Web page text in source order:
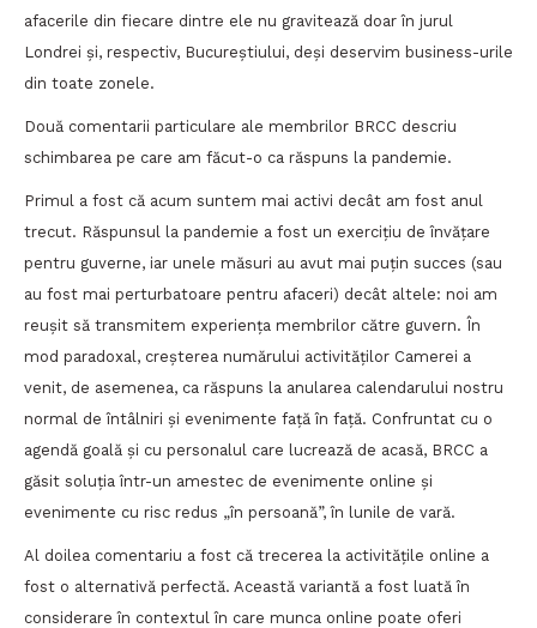
afacerile din fiecare dintre ele nu gravitează doar în jurul
Londrei și, respectiv, Bucureștiului, deși deservim business-urile
din toate zonele.
Două comentarii particulare ale membrilor BRCC descriu
schimbarea pe care am făcut-o ca răspuns la pandemie.
Primul a fost că acum suntem mai activi decât am fost anul
trecut. Răspunsul la pandemie a fost un exercițiu de învățare
pentru guverne, iar unele măsuri au avut mai puțin succes (sau
au fost mai perturbatoare pentru afaceri) decât altele: noi am
reușit să transmitem experiența membrilor către guvern. În
mod paradoxal, creșterea numărului activităților Camerei a
venit, de asemenea, ca răspuns la anularea calendarului nostru
normal de întâlniri și evenimente față în față. Confruntat cu o
agendă goală și cu personalul care lucrează de acasă, BRCC a
găsit soluția într-un amestec de evenimente online și
evenimente cu risc redus „în persoană”, în lunile de vară.
Al doilea comentariu a fost că trecerea la activitățile online a
fost o alternativă perfectă. Această variantă a fost luată în
considerare în contextul în care munca online poate oferi